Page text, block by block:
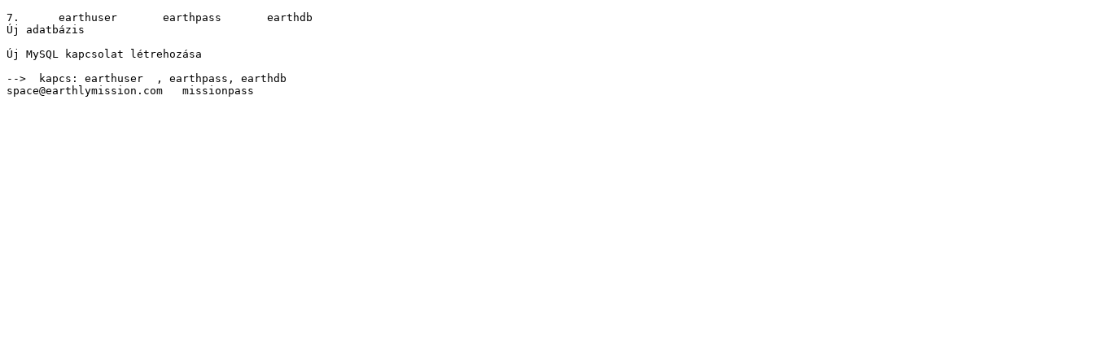
7. 	earthuser 	earthpass 	earthdb
Új adatbázis
Új MySQL kapcsolat létrehozása
-->  kapcs: earthuser  , earthpass, earthdb
space@earthlymission.com   missionpass